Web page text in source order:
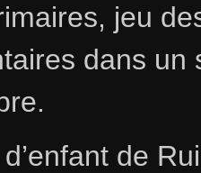
jeu
dans un
d’enfant de